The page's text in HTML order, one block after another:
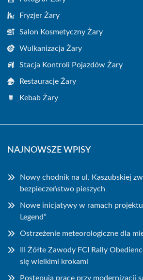
Fryzjer Żary
Salon Kosmetyczny Żary
Wulkanizacja Żary
Stacja Kontroli Pojazdów Żary
Restauracje Żary
Kebab Żary
NAJNOWSZE WPISY
Nowy chodnik na ul. Kaszubskiej
bezpieczeństwo pieszych
Nowe inicjatywy w ramach projektu
Legend”
Ostrzeżenie meteorologiczne dla
III Żółte Zawody FCI Rally
się wielkimi krokami
Postępują prace przy modernizacji